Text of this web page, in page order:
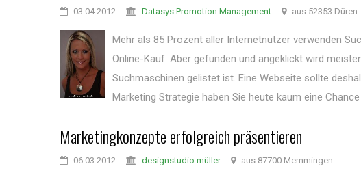
03.04.2012 Datasys Promotion Management aus 52353 Düren
Mehr als 85 Prozent aller Internetnutzer verwenden
Online-Kauf. Aber gefunden und angeklickt wird
Suchmaschinen gelistet ist. Eine Webseite sollte
Marketing Strategie haben Sie heute kaum eine
Marketingkonzepte erfolgreich präsentieren
06.03.2012 designstudio müller aus 87700 Memmingen